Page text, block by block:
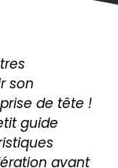
son
de tête !
guide
avant